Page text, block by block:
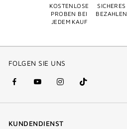
KOSTENLOSE
PROBEN BEI
JEDEM KAUF
SICHERES
BEZAHLEN
FOLGEN SIE UNS
facebook
(new
youtube
(new
instagram
(new
Tik
Tok
KUNDENDIENST